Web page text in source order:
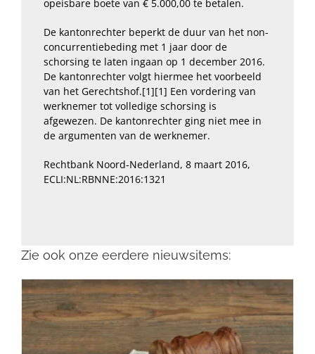
opeisbare boete van € 5.000,00 te betalen.
De kantonrechter beperkt de duur van het non-
concurrentiebeding met 1 jaar door de
schorsing te laten ingaan op 1 december 2016.
De kantonrechter volgt hiermee het voorbeeld
van het Gerechtshof.[1][1] Een vordering van
werknemer tot volledige schorsing is
afgewezen. De kantonrechter ging niet mee in
de argumenten van de werknemer.
Rechtbank Noord-Nederland, 8 maart 2016,
ECLI:NL:RBNNE:2016:1321
Zie ook onze eerdere nieuwsitems: